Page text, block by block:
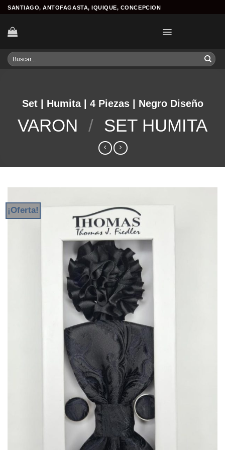
Skip
content
SANTIAGO, ANTOFAGASTA, IQUIQUE, CONCEPCION
Buscar
por:
Set | Humita | 4 Piezas | Negro Diseño
VARON / SET HUMITA
¡Oferta!